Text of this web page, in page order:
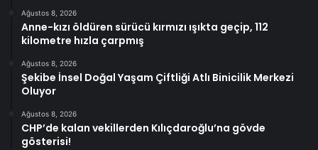
Ağustos 8, 2026
Anne-kızı öldüren sürücü kırmızı ışıkta geçip, 112
kilometre hızla çarpmış
Ağustos 8, 2026
Şekibe İnsel Doğal Yaşam Çiftliği Atlı Binicilik Merkezi
Oluyor
Ağustos 8, 2026
CHP’de kalan vekillerden Kılıçdaroğlu’na gövde
gösterisi!